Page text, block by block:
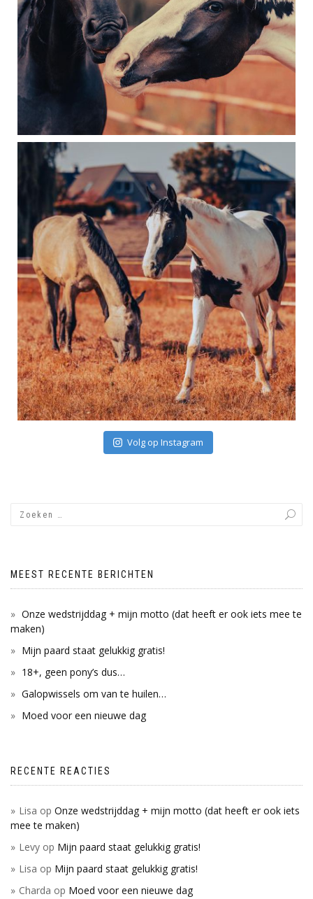
Volg op Instagram
MEEST RECENTE BERICHTEN
Onze wedstrijddag + mijn motto (dat heeft er ook iets mee te
maken)
Mijn paard staat gelukkig gratis!
18+, geen pony’s dus…
Galopwissels om van te huilen…
Moed voor een nieuwe dag
RECENTE REACTIES
Lisa op Onze wedstrijddag + mijn motto (dat heeft er ook iets
mee te maken)
Levy op Mijn paard staat gelukkig gratis!
Lisa op Mijn paard staat gelukkig gratis!
Charda op Moed voor een nieuwe dag